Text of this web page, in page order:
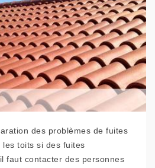
des problèmes de fuites
toits si des fuites
faut contacter des personnes